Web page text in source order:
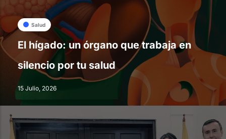
Salud
El hígado: un órgano que trabaja en
silencio por tu salud
15 Julio, 2026